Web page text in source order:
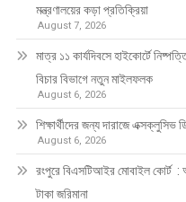
মন্ত্রণালয়ের কড়া প্রতিক্রিয়া
August 7, 2026
মাত্র ১১ কার্যদিবসে হাইকোর্টে
বিচার বিভাগে নতুন মাইলফলক
August 6, 2026
শিক্ষার্থীদের জন্য দারাজে
August 6, 2026
রংপুরে বিএসটিআইর মোবাইল কোর্ট :
টাকা জরিমানা